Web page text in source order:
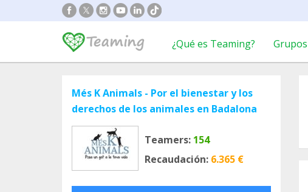
¿Qué es Teaming? Grupos
Més K Animals - Por el bienestar y los
derechos de los animales en Badalona
Teamers: 154
Recaudación: 6.365 €